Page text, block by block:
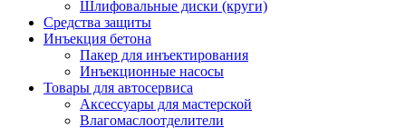
Шлифовальные диски (круги)
Средства защиты
Инъекция бетона
Пакер для инъектирования
Инъекционные насосы
Товары для автосервиса
Аксессуары для мастерской
Влагомаслоотделители